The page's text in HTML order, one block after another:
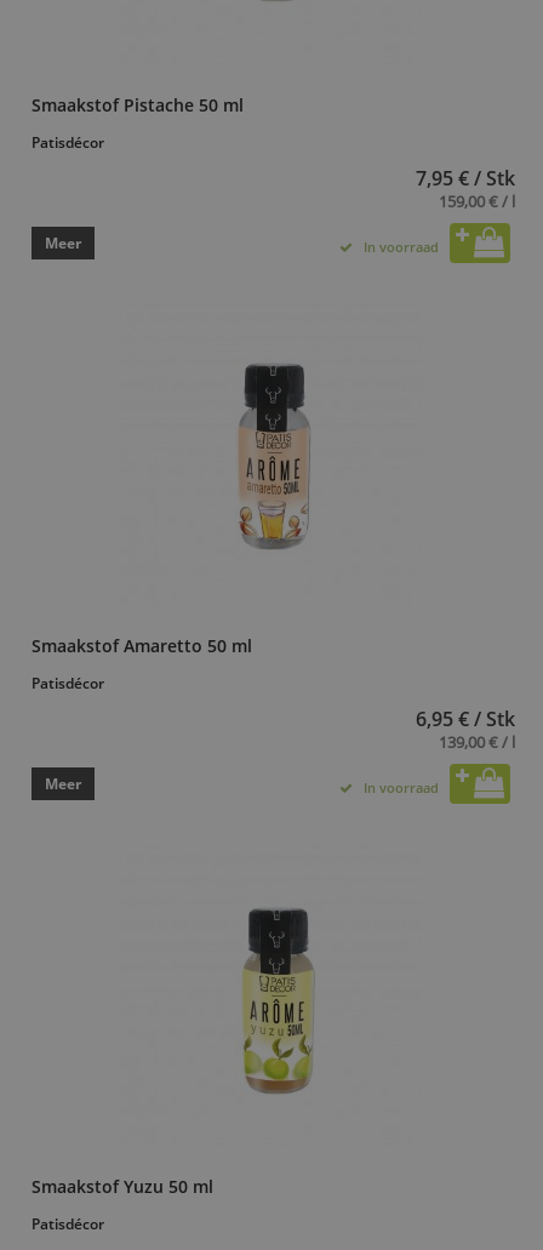
Smaakstof Pistache 50 ml
Patisdécor
7,95 € / Stk
159,00 € / l
Meer In voorraad
Smaakstof Amaretto 50 ml
Patisdécor
6,95 € / Stk
139,00 € / l
Meer In voorraad
Smaakstof Yuzu 50 ml
Patisdécor